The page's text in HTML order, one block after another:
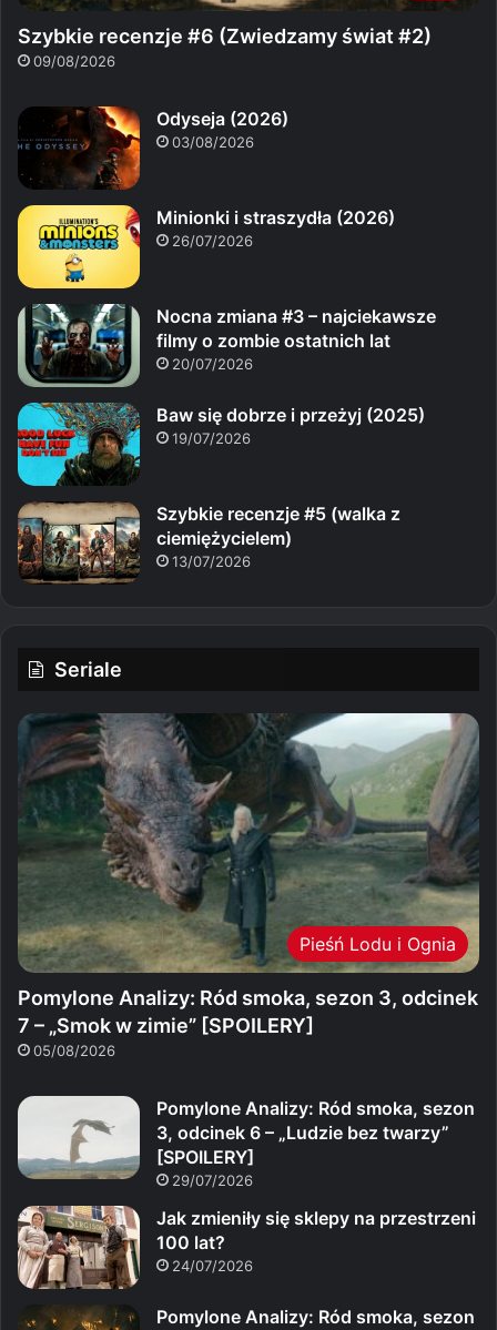
Szybkie recenzje #6 (Zwiedzamy świat #2)
09/08/2026
Odyseja (2026)
03/08/2026
Minionki i straszydła (2026)
26/07/2026
Nocna zmiana #3 – najciekawsze
filmy o zombie ostatnich lat
20/07/2026
Baw się dobrze i przeżyj (2025)
19/07/2026
Szybkie recenzje #5 (walka z
ciemiężycielem)
13/07/2026
Seriale
Pieśń Lodu i Ognia
Pomylone Analizy: Ród smoka, sezon 3, odcinek
7 – „Smok w zimie” [SPOILERY]
05/08/2026
Pomylone Analizy: Ród smoka, sezon
3, odcinek 6 – „Ludzie bez twarzy”
[SPOILERY]
29/07/2026
Jak zmieniły się sklepy na przestrzeni
100 lat?
24/07/2026
Pomylone Analizy: Ród smoka, sezon